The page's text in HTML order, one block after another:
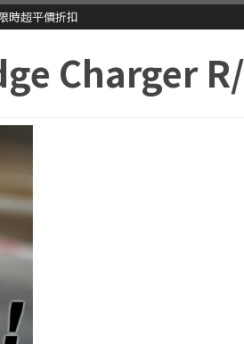
時超平價折扣
Charger